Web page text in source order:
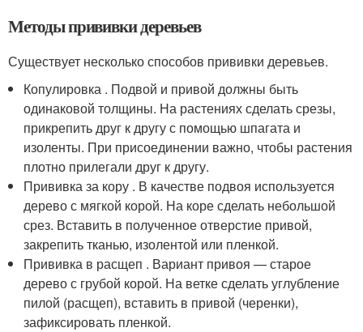
Методы прививки деревьев
Существует несколько способов прививки деревьев.
Копулировка . Подвой и привой должны быть
одинаковой толщины. На растениях сделать срезы,
прикрепить друг к другу с помощью шпагата и
изоленты. При присоединении важно, чтобы растения
плотно прилегали друг к другу.
Прививка за кору . В качестве подвоя используется
дерево с мягкой корой. На коре сделать небольшой
срез. Вставить в полученное отверстие привой,
закрепить тканью, изолентой или пленкой.
Прививка в расщеп . Вариант привоя — старое
дерево с грубой корой. На ветке сделать углубление
пилой (расщеп), вставить в привой (черенки),
зафиксировать пленкой.